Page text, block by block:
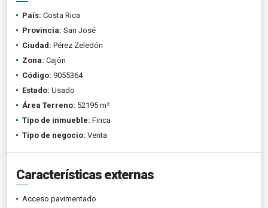
País: Costa Rica
Provincia: San José
Ciudad: Pérez Zeledón
Zona: Cajón
Código: 9055364
Estado: Usado
Área Terreno: 52195 m²
Tipo de inmueble: Finca
Tipo de negocio: Venta
Características externas
Acceso pavimentado